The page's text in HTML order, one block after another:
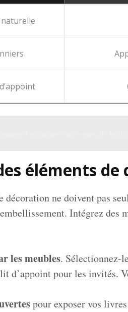
éléments
décoration ne doivent pas
Intégrez des
les meubles. Sélectionnez-
d’appoint pour les invités.
pour exposer vos